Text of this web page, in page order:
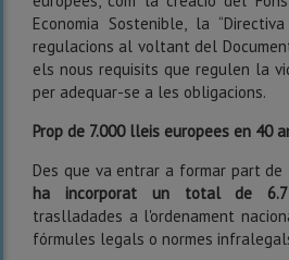
Economia Sostenible, la
regulacions al voltant del
els nous requisits que regulen la
per adequar-se a les obligacions.
Prop de 7.000 lleis europees en 40
Des que va entrar a formar part de
ha incorporat un total de
traslladades a l'ordenament
fórmules legals o normes